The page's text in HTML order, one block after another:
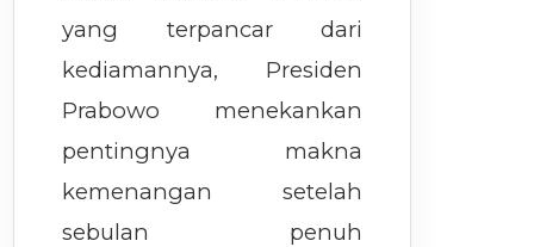
yang terpancar dari
kediamannya, Presiden
Prabowo menekankan
pentingnya makna
kemenangan setelah
sebulan penuh